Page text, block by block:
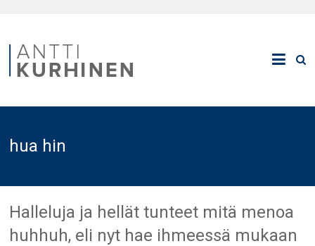
hua hin
Halleluja ja hellät tunteet mitä menoa
huhhuh, eli nyt hae ihmeessä mukaan